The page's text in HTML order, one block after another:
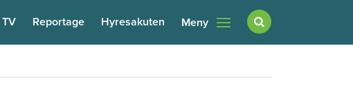
TV Reportage Hyresakuten Meny